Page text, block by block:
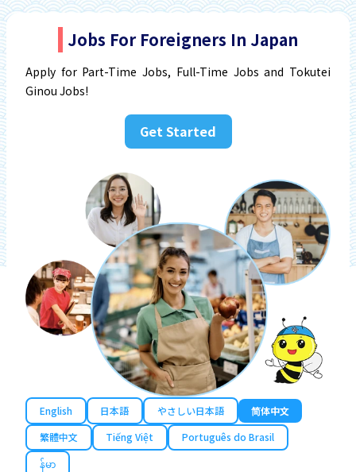
Jobs For Foreigners In Japan
Apply for Part-Time Jobs, Full-Time Jobs and Tokutei
Ginou Jobs!
Get Started
English 日本語 やさしい日本語
简体中文
繁體中文
Tiếng Việt
Português do Brasil
န်မာ